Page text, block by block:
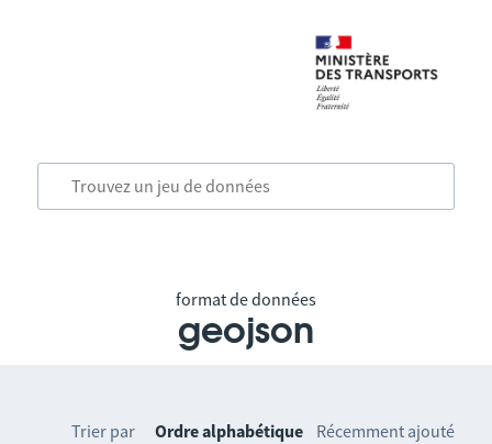
format de données
geojson
Trier par Ordre alphabétique Récemment ajouté